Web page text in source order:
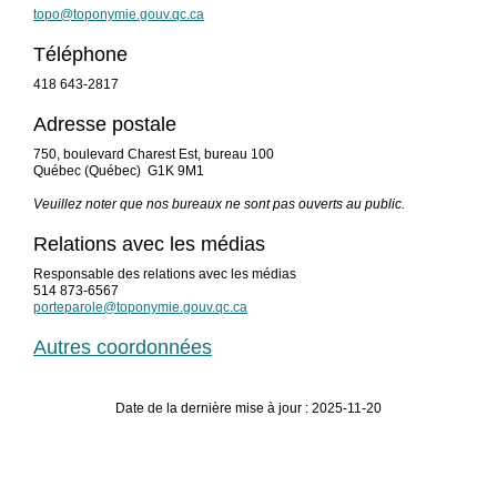
topo@toponymie.gouv.qc.ca
Téléphone
418 643-2817
Adresse postale
750, boulevard Charest Est, bureau 100
Québec (Québec) G1K 9M1
Veuillez noter que nos bureaux ne sont pas ouverts au public.
Relations avec les médias
Responsable des relations avec les médias
514 873-6567
porteparole@toponymie.gouv.qc.ca
Autres coordonnées
Date de la dernière mise à jour : 2025-11-20